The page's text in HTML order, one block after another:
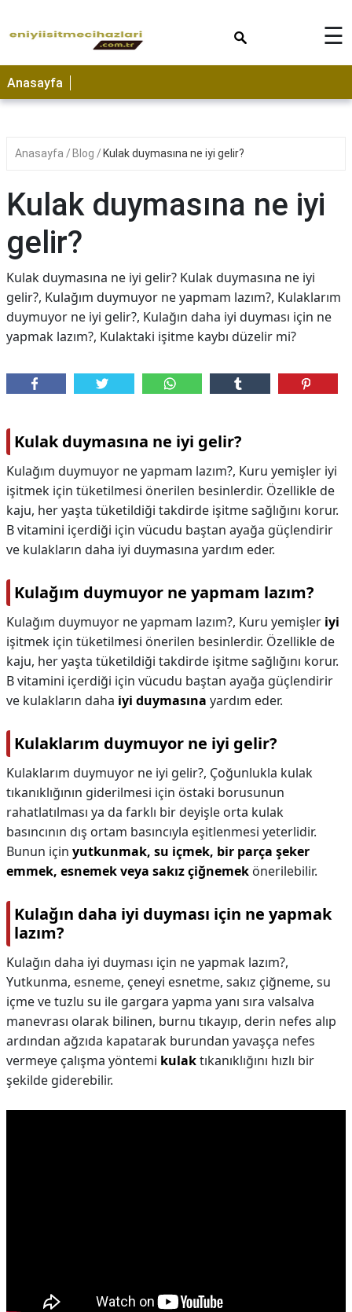
☰
Anasayfa
Anasayfa Blog Kulak duymasına ne iyi gelir?
Kulak duymasına ne iyi
gelir?
Kulak duymasına ne iyi gelir? Kulak duymasına ne iyi
gelir?, Kulağım duymuyor ne yapmam lazım?, Kulaklarım
duymuyor ne iyi gelir?, Kulağın daha iyi duyması için ne
yapmak lazım?, Kulaktaki işitme kaybı düzelir mi?
Kulak duymasına ne iyi gelir?
Kulağım duymuyor ne yapmam lazım?, Kuru yemişler iyi
işitmek için tüketilmesi önerilen besinlerdir. Özellikle de
kaju, her yaşta tüketildiği takdirde işitme sağlığını korur.
B vitamini içerdiği için vücudu baştan ayağa güçlendirir
ve kulakların daha iyi duymasına yardım eder.
Kulağım duymuyor ne yapmam lazım?
Kulağım duymuyor ne yapmam lazım?, Kuru yemişler iyi
işitmek için tüketilmesi önerilen besinlerdir. Özellikle de
kaju, her yaşta tüketildiği takdirde işitme sağlığını korur.
B vitamini içerdiği için vücudu baştan ayağa güçlendirir
ve kulakların daha iyi duymasına yardım eder.
Kulaklarım duymuyor ne iyi gelir?
Kulaklarım duymuyor ne iyi gelir?, Çoğunlukla kulak
tıkanıklığının giderilmesi için östaki borusunun
rahatlatılması ya da farklı bir deyişle orta kulak
basıncının dış ortam basıncıyla eşitlenmesi yeterlidir.
Bunun için yutkunmak, su içmek, bir parça şeker
emmek, esnemek veya sakız çiğnemek önerilebilir.
Kulağın daha iyi duyması için ne yapmak
lazım?
Kulağın daha iyi duyması için ne yapmak lazım?,
Yutkunma, esneme, çeneyi esnetme, sakız çiğneme, su
içme ve tuzlu su ile gargara yapma yanı sıra valsalva
manevrası olarak bilinen, burnu tıkayıp, derin nefes alıp
ardından ağzıda kapatarak burundan yavaşça nefes
vermeye çalışma yöntemi kulaktıkanıklığını hızlı bir
şekilde giderebilir.